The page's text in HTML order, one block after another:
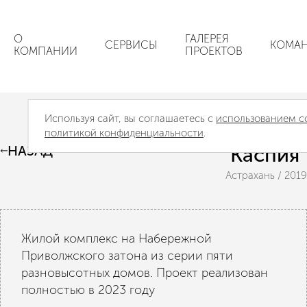
О
КОМПАНИИ
СЕРВИСЫ
ГАЛЕРЕЯ
ПРОЕКТОВ
Используя сайт, вы соглашаетесь с использованием
политикой конфиденциальности.
НАЗАД
Жилой комплекс "Сердце
Каспия"
Астрахань / 2019
Жилой комплекс на Набережной
Приволжского затона из серии пяти
разновысотных домов. Проект реализован
полностью в 2023 году